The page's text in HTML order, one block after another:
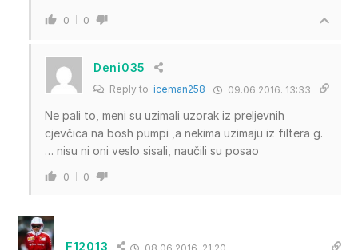
0 0
Deni035
Reply to iceman258 09.06.2016. 13:33
Ne pali to, meni su uzimali uzorak iz preljevnih
cjevčica na bosh pumpi ,a nekima uzimaju iz filtera g.
… nisu ni oni veslo sisali, naučili su posao
0 0
F12013